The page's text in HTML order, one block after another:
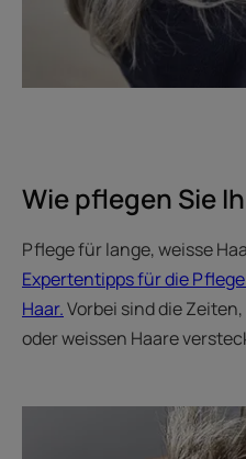
Wie pflegen Sie
Pflege für lange, weisse
Expertentipps für die
Haar.Vorbei sind die
oder weissen Haare